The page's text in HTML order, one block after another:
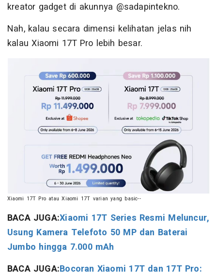
kreator gadget di akunnya @sadapintekno.
Nah, kalau secara dimensi kelihatan jelas nih
kalau Xiaomi 17T Pro lebih besar.
Xiaomi 17T Pro atau Xiaomi 17T varian yang basic--
BACA JUGA:Xiaomi 17T Series Resmi Meluncur,
Usung Kamera Telefoto 50 MP dan Baterai
Jumbo hingga 7.000 mAh
BACA JUGA:Bocoran Xiaomi 17T dan 17T Pro: